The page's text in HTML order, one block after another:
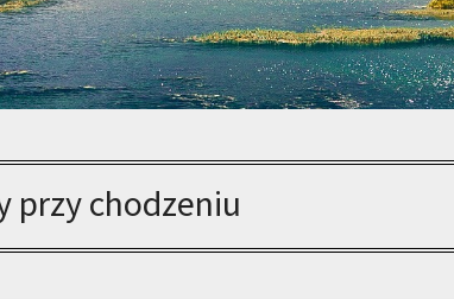
przy chodzeniu